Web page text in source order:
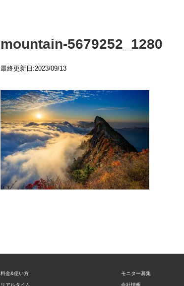
mountain-5679252_1280
最終更新日:2023/09/13
料金&使い方 モニター募集